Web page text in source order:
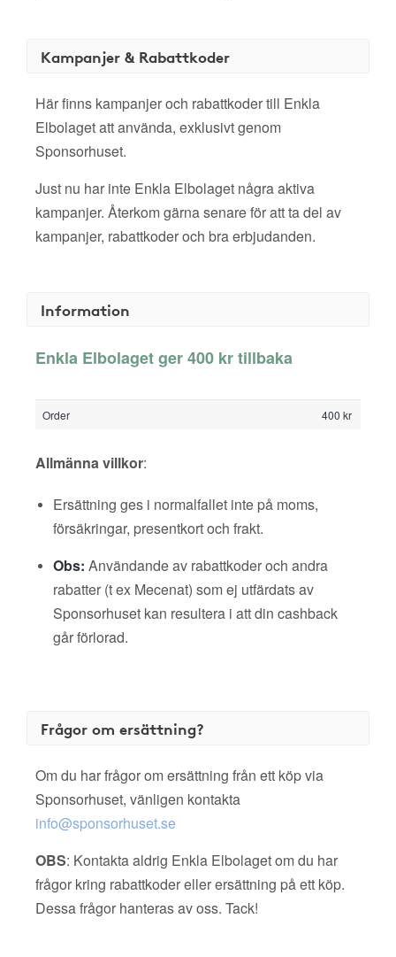
Kampanjer & Rabattkoder
Här finns kampanjer och rabattkoder till Enkla
Elbolaget att använda, exklusivt genom
Sponsorhuset.
Just nu har inte Enkla Elbolaget några aktiva
kampanjer. Återkom gärna senare för att ta del av
kampanjer, rabattkoder och bra erbjudanden.
Information
Enkla Elbolaget ger 400 kr tillbaka
Order 400 kr
Allmänna villkor:
Ersättning ges i normalfallet inte på moms,
försäkringar, presentkort och frakt.
Obs: Användande av rabattkoder och andra
rabatter (t ex Mecenat) som ej utfärdats av
Sponsorhuset kan resultera i att din cashback
går förlorad.
Frågor om ersättning?
Om du har frågor om ersättning från ett köp via
Sponsorhuset, vänligen kontakta
info@sponsorhuset.se
OBS: Kontakta aldrig Enkla Elbolaget om du har
frågor kring rabattkoder eller ersättning på ett köp.
Dessa frågor hanteras av oss. Tack!